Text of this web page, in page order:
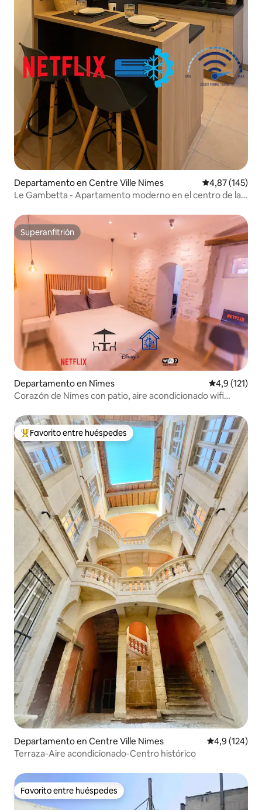
Departamento en Centre Ville Nimes Calificación
4,87 (145)
Le Gambetta - Apartamento moderno en el centro de la
Superanfitrión
Superanfitrión
Departamento en Nîmes Calificación
4,9 (121)
Corazón de Nimes con patio, aire acondicionado wifi
Favorito entre los huéspedes más destacados
Favorito entre huéspedes
Departamento en Centre Ville Nimes Calificación
4,9 (124)
Terraza-Aire acondicionado-Centro histórico
Favorito entre huéspedes
Favorito entre huéspedes